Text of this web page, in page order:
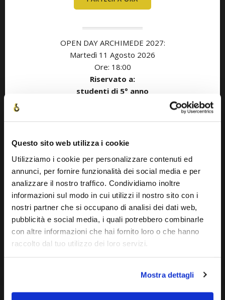
Questo sito web utilizza i cookie
Utilizziamo i cookie per personalizzare contenuti ed
annunci, per fornire funzionalità dei social media e per
analizzare il nostro traffico. Condividiamo inoltre
informazioni sul modo in cui utilizzi il nostro sito con i
nostri partner che si occupano di analisi dei dati web,
pubblicità e social media, i quali potrebbero combinarle
con altre informazioni che hai fornito loro o che hanno
raccolto dal tuo utilizzo dei loro servizi.
Mostra dettagli
OPEN DAY ARCHIMEDE 2027:
Martedì 11 Agosto 2026
Ore: 18:00
Riservato a:
studenti di 5° anno
Giovedì 20 Agosto
Ore: 18:00
Riservato a:
studenti di 5° anno
con anno di diploma nel 2027